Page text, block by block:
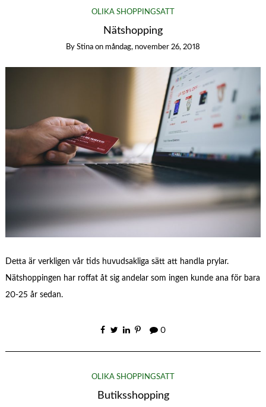
OLIKA SHOPPINGSÄTT
Nätshopping
By Stina on måndag, november 26, 2018
Detta är verkligen vår tids huvudsakliga sätt att handla prylar.
Nätshoppingen har roffat åt sig andelar som ingen kunde ana för bara
20-25 år sedan.
0
OLIKA SHOPPINGSÄTT
Butiksshopping